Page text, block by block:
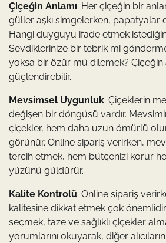
Çiçeğin Anlamı: Her çiçeğin bir
güller aşkı simgelerken, papatyalar
Hangi duyguyu ifade etmek
Sevdiklerinize bir tebrik mi
yoksa bir özür mü dilemek? Çiçeğin
güçlendirebilir.
Mevsimsel Uygunluk: Çiçeklerin
değişen bir döngüsü vardır.
çiçekler, hem daha uzun ömürlü
görünür. Online sipariş verirken,
tercih etmek, hem bütçenizi korur
yüzünü güldürür.
Kalite Kontrolü: Online sipariş
kalitesine dikkat etmek çok
seçmek, taze ve sağlıklı çiçekler
yorumlarını okuyarak, diğer